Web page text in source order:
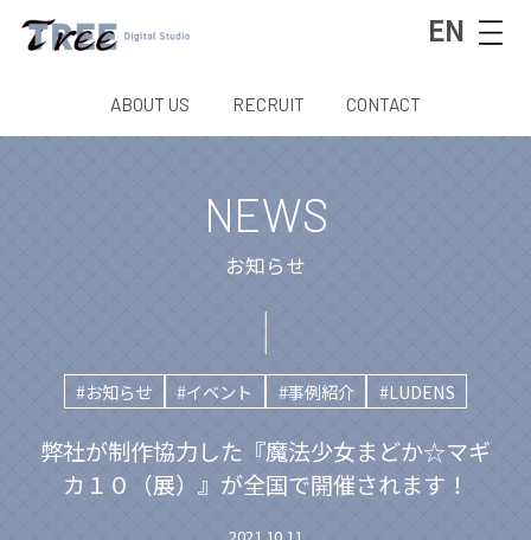
EN
ABOUT US RECRUIT CONTACT
NEWS
お知らせ
#お知らせ #イベント #事例紹介 #LUDENS
弊社が制作協力した『魔法少女まどか☆マギ
カ１０（展）』が全国で開催されます！